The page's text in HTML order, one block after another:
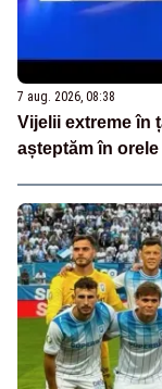
7 aug. 2026, 08:38
Vijelii extreme în
așteptăm în